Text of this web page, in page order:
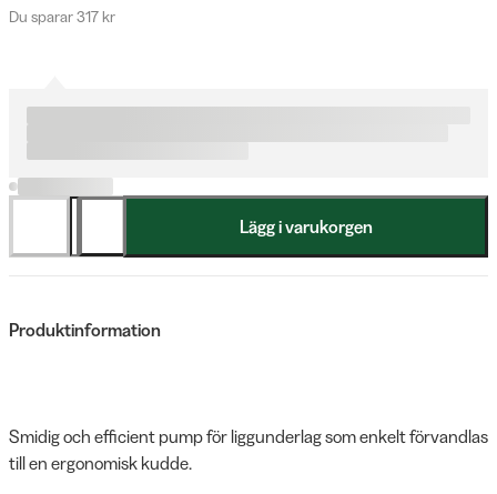
Du sparar 317 kr
Lägg i varukorgen
Produktinformation
Smidig och efficient pump för liggunderlag som enkelt förvandlas
till en ergonomisk kudde.